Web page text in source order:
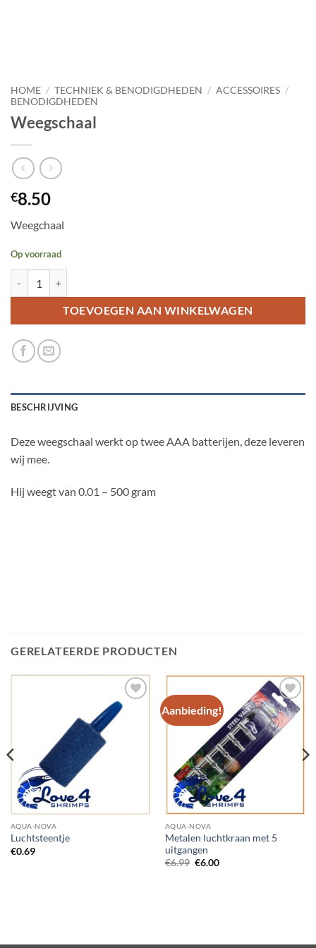
HOME / TECHNIEK & BENODIGDHEDEN / ACCESSOIRES /
BENODIGDHEDEN
Weegschaal
€8.50
Weegchaal
Op voorraad
TOEVOEGEN AAN WINKELWAGEN
BESCHRIJVING
Deze weegschaal werkt op twee AAA batterijen, deze leveren
wij mee.
Hij weegt van 0.01 – 500 gram
GERELATEERDE PRODUCTEN
Add to
Wishlist
AQUA-NOVA
Luchtsteentje
€0.69
Aanbieding!
Add to
Wishlist
AQUA-NOVA
Metalen luchtkraan met 5
uitgangen
€6.99 Oorspronkelijke
€6.00Huidige